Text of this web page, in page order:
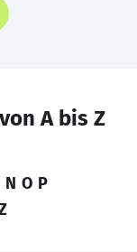
A bis Z
N O P